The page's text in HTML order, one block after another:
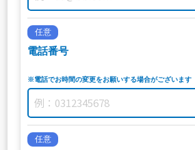
任意
電話番号
※電話でお時間の変更をお願いする場合がございます
任意